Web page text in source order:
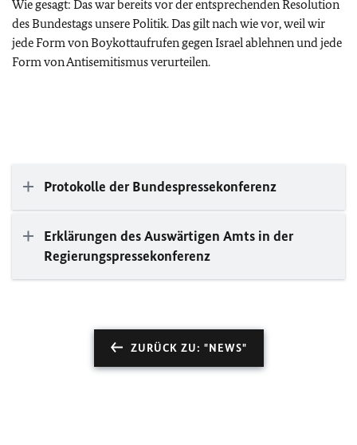
Wie gesagt: Das war bereits vor der entsprechenden Resolution
des Bundestags unsere Politik. Das gilt nach wie vor, weil wir
jede Form von Boykottaufrufen gegen Israel ablehnen und jede
Form von Antisemitismus verurteilen.
Protokolle der Bundespressekonferenz
Erklärungen des Auswärtigen Amts in der
Regierungspressekonferenz
ZURÜCK ZU: "NEWS"